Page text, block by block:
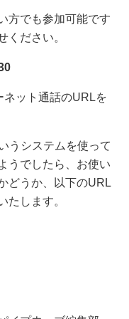
方でも参加可能です
ください。
ット通話のURLを
うシステムを使って
うでしたら、お使い
どうか、以下のURL
たします。